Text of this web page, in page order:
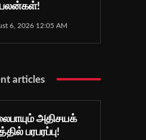
பலன்கள்!
6, 2026 12:05 AM
articles
அதிசயக்
பரபரப்பு!